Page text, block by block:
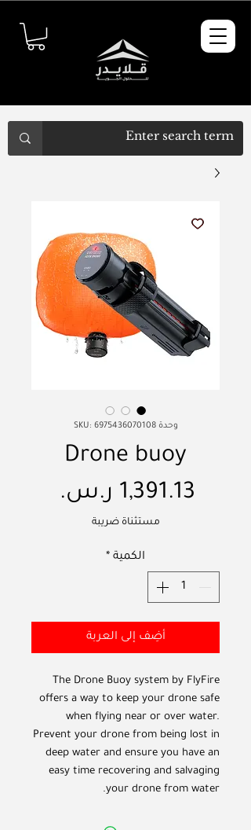
وحدة SKU: 6975436070108
Drone buoy
مستثناة ضريبة
الكمية *
أضِف إلى العربة
The Drone Buoy system by FlyFire
offers a way to keep your drone safe
when flying near or over water.
Prevent your drone from being lost in
deep water and ensure you have an
easy time recovering and salvaging
your drone from water.